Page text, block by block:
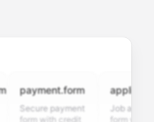
payment.form
Secure payment
form with credit
Job application
form with